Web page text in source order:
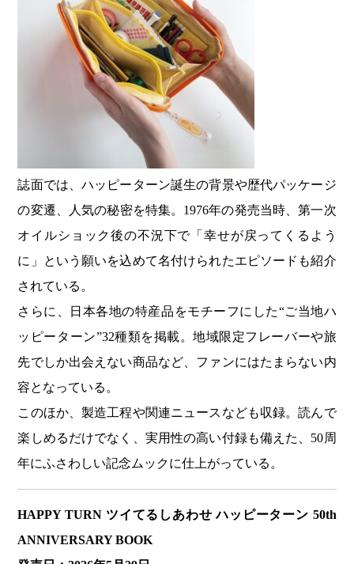
誌面では、ハッピーターン誕生の背景や歴代パッケージ
の変遷、人気の秘密を特集。1976年の発売当時、第一次
オイルショック後の不況下で「幸せが戻ってくるよう
に」という願いを込めて名付けられたエピソードも紹介
されている。
さらに、日本各地の特産品をモチーフにした“ご当地ハ
ッピーターン”32種類を掲載。地域限定フレーバーや旅
先でしか出会えない商品など、ファンにはたまらない内
容となっている。
このほか、製造工程や関連ニュースなども収録。読んで
楽しめるだけでなく、実用性の高い付録も備えた、50周
年にふさわしい記念ムックに仕上がっている。
HAPPY TURN ツイてるしあわせ ハッピーターン 50th
ANNIVERSARY BOOK